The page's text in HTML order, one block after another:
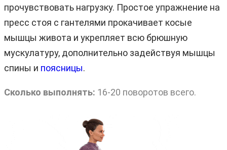
прочувствовать нагрузку. Простое упражнение на
пресс стоя с гантелями прокачивает косые
мышцы живота и укрепляет всю брюшную
мускулатуру, дополнительно задействуя мышцы
спины и поясницы.
Сколько выполнять: 16-20 поворотов всего.